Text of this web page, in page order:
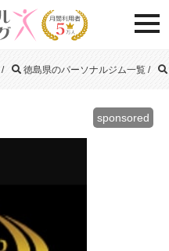
/ 徳島県のパーソナルジム一覧 /
sponsored